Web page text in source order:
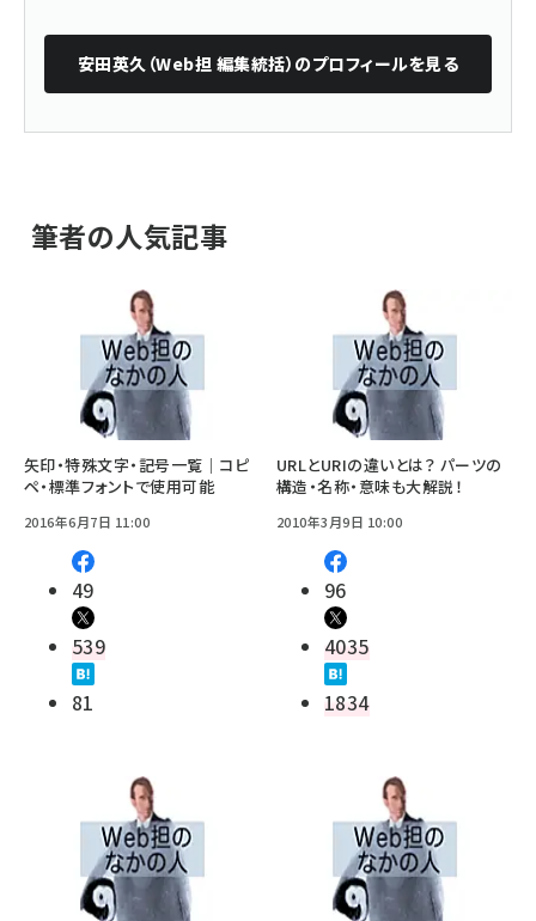
安田英久（Web担 編集統括） のプロフィールを見る
筆者の人気記事
矢印・特殊文字・記号一覧｜コピ
ペ・標準フォントで使用可能
2016年6月7日 11:00
49
539
81
URLとURIの違いとは？ パーツの
構造・名称・意味も大解説！
2010年3月9日 10:00
96
4035
1834